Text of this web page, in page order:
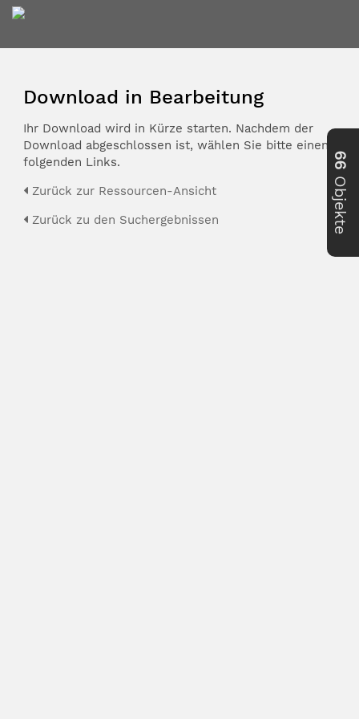
Download in Bearbeitung
Ihr Download wird in Kürze starten. Nachdem der
Download abgeschlossen ist, wählen Sie bitte einen der
folgenden Links.
Zurück zur Ressourcen-Ansicht
Zurück zu den Suchergebnissen
66
Objekte